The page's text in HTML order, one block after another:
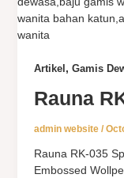
Artikel , Gamis
Rauna
admin website /
Rauna RK-035
Embossed